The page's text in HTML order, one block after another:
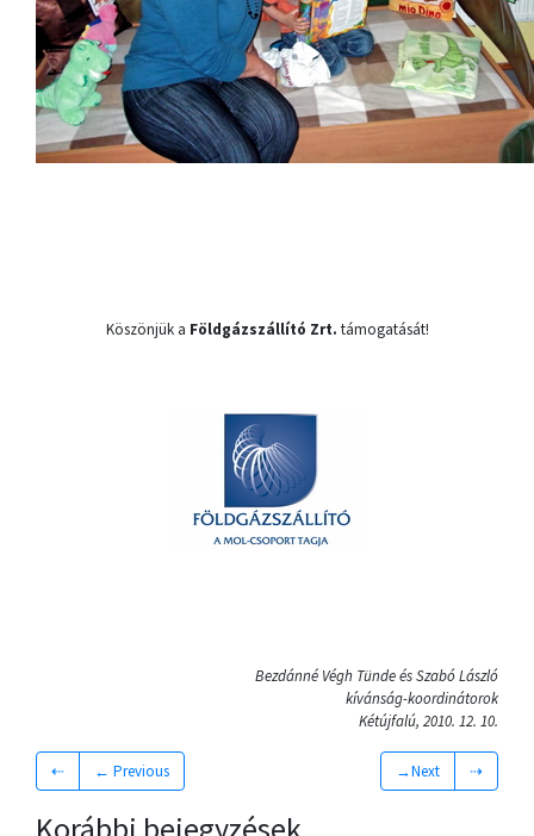
Köszönjük a Földgázszállító Zrt. támogatását!
Bezdánné Végh Tünde és Szabó László
kívánság-koordinátorok
Kétújfalú, 2010. 12. 10.
⇠ ← Previous →Next ⇢